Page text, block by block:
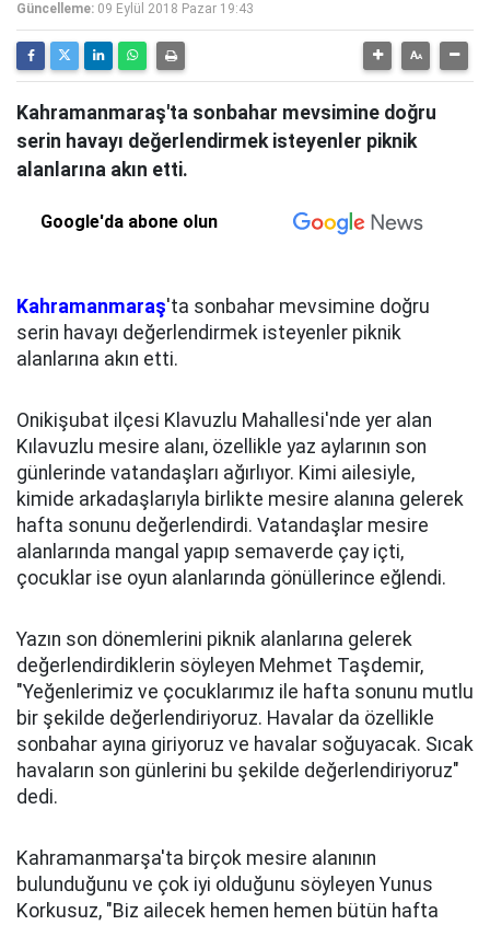
Güncelleme: 09 Eylül 2018 Pazar 19:43
Kahramanmaraş'ta sonbahar mevsimine doğru
serin havayı değerlendirmek isteyenler piknik
alanlarına akın etti.
Google'da abone olun
Kahramanmaraş'ta sonbahar mevsimine doğru
serin havayı değerlendirmek isteyenler piknik
alanlarına akın etti.
Onikişubat ilçesi Klavuzlu Mahallesi'nde yer alan
Kılavuzlu mesire alanı, özellikle yaz aylarının son
günlerinde vatandaşları ağırlıyor. Kimi ailesiyle,
kimide arkadaşlarıyla birlikte mesire alanına gelerek
hafta sonunu değerlendirdi. Vatandaşlar mesire
alanlarında mangal yapıp semaverde çay içti,
çocuklar ise oyun alanlarında gönüllerince eğlendi.
Yazın son dönemlerini piknik alanlarına gelerek
değerlendirdiklerin söyleyen Mehmet Taşdemir,
"Yeğenlerimiz ve çocuklarımız ile hafta sonunu mutlu
bir şekilde değerlendiriyoruz. Havalar da özellikle
sonbahar ayına giriyoruz ve havalar soğuyacak. Sıcak
havaların son günlerini bu şekilde değerlendiriyoruz"
dedi.
Kahramanmarşa'ta birçok mesire alanının
bulunduğunu ve çok iyi olduğunu söyleyen Yunus
Korkusuz, "Biz ailecek hemen hemen bütün hafta